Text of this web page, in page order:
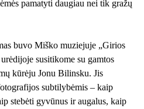
pamatyti daugiau nei tik gražų
buvo Miško muziejuje „Girios
susitikome su gamtos
kūrėju Jonu Bilinsku. Jis
subtilybėmis – kaip
stebėti gyvūnus ir augalus, kaip